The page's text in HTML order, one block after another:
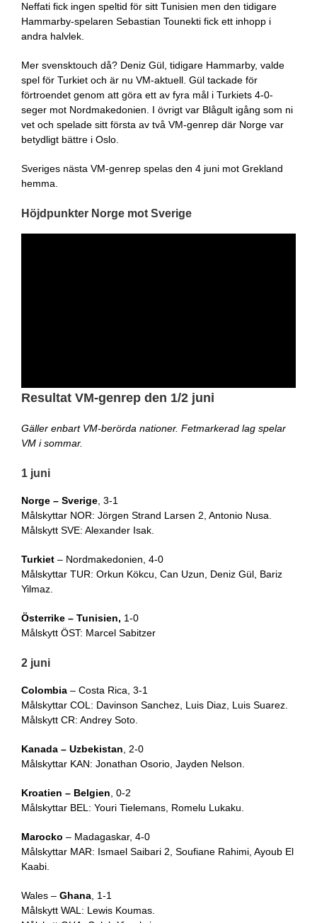
Neffati fick ingen speltid för sitt Tunisien men den tidigare
Hammarby-spelaren Sebastian Tounekti fick ett inhopp i
andra halvlek.
Mer svensktouch då? Deniz Gül, tidigare Hammarby, valde
spel för Turkiet och är nu VM-aktuell. Gül tackade för
förtroendet genom att göra ett av fyra mål i Turkiets 4-0-
seger mot Nordmakedonien. I övrigt var Blågult igång som ni
vet och spelade sitt första av två VM-genrep där Norge var
betydligt bättre i Oslo.
Sveriges nästa VM-genrep spelas den 4 juni mot Grekland
hemma.
Höjdpunkter Norge mot Sverige
Resultat VM-genrep den 1/2 juni
Gäller enbart VM-berörda nationer. Fetmarkerad lag spelar
VM i sommar.
1 juni
Norge – Sverige, 3-1
Målskyttar NOR: Jörgen Strand Larsen 2, Antonio Nusa.
Målskytt SVE: Alexander Isak.
Turkiet– Nordmakedonien, 4-0
Målskyttar TUR: Orkun Kökcu, Can Uzun, Deniz Gül, Bariz
Yilmaz.
Österrike – Tunisien, 1-0
Målskytt ÖST: Marcel Sabitzer
2 juni
Colombia– Costa Rica, 3-1
Målskyttar COL: Davinson Sanchez, Luis Diaz, Luis Suarez.
Målskytt CR: Andrey Soto.
Kanada – Uzbekistan, 2-0
Målskyttar KAN: Jonathan Osorio, Jayden Nelson.
Kroatien – Belgien, 0-2
Målskyttar BEL: Youri Tielemans, Romelu Lukaku.
Marocko – Madagaskar, 4-0
Målskyttar MAR: Ismael Saibari 2, Soufiane Rahimi, Ayoub El
Kaabi.
Wales – Ghana, 1-1
Målskytt WAL: Lewis Koumas.